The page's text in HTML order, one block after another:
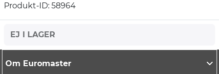
Produkt-ID: 58964
EJ I LAGER
Om Euromaster